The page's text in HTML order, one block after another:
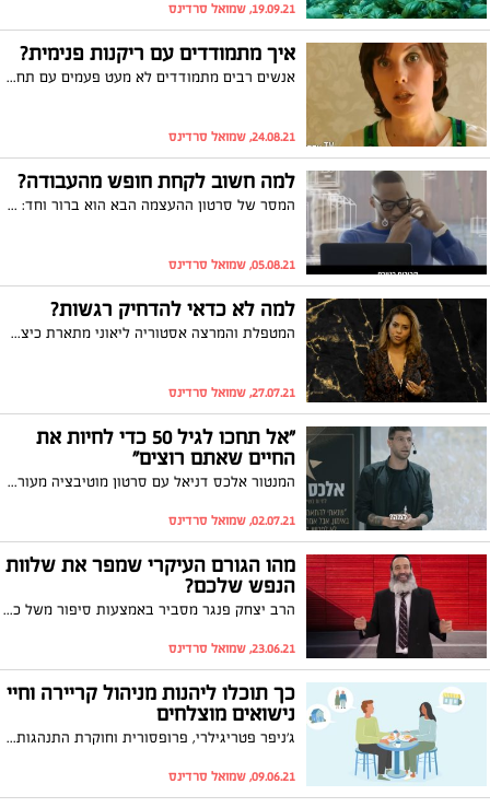
19.09.21, שמואל סרדינס
איך מתמודדים עם ריקנות פנימית?
אנשים רבים מתמודדים לא מעט פעמים עם תחושת ריקנות פנימית לא מוסברת, זאת על אף שלכאורה לא חסר להם דבר בחיים. למה זה כך, מה הסיבה לאותה תחושת ריקנות והאם יש דרך אמיתית ויעילה להתמודד איתה? צפו
24.08.21, שמואל סרדינס
למה חשוב לקחת חופש מהעבודה?
המסר של סרטון ההעצמה הבא הוא ברור וחד: השתחררו מהלחץ שהעבודה מטילה על חייכם וקחו יותר זמן לעצמכם, כדי לעשות את הדברים שאתם אוהבים ולהיות עם האנשים הקרובים והחשובים לכם ביותר. התועלת שתצמח לכם יכולה להיות גדולה פי כמה מונים מעוד יום עבודה שרק יילך וישחק אתכם...צפו
05.08.21, שמואל סרדינס
למה לא כדאי להדחיק רגשות?
המטפלת והמרצה אסטוריה ליאוני מתארת כיצד הדחקה רגשית עלולה לפגוע בבריאות הגופנית והנשפית של האדם וכיצד יש להתמודד איתה - צפו
27.07.21, שמואל סרדינס
"אל תחכו לגיל 50 כדי לחיות את
החיים שאתם רוצים"
המנטור אלכס דניאל עם סרטון מוטיבציה מעורר השראה שיגרום לכם לרצות להתחיל לחיות את החיים במלואם כבר מהיום. צפו
02.07.21, שמואל סרדינס
מהו הגורם העיקרי שמפר את שלוות
הנפש שלכם?
הרב יצחק פנגר מסביר באמצעות סיפור משל כיצד שליטה על הרגשות מסוגלת להשפיע על מידת האושר הפמינית והשלווה שלנו. צפו
23.06.21, שמואל סרדינס
כך תוכלו ליהנות מניהול קריירה וחיי
נישואים מוצלחים
ג'ניפר פטריגילרי, פרופסורית וחוקרת התנהגות ארגונית, עם טיפים לזוגות עובדים לניהול קריירה וחיי נישואים מוצלחים. צפו
09.06.21, שמואל סרדינס